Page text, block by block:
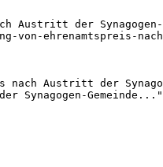
der Synagogen-
ehrenamtspreis-
Austritt der
Synagogen-Gemeinde..."